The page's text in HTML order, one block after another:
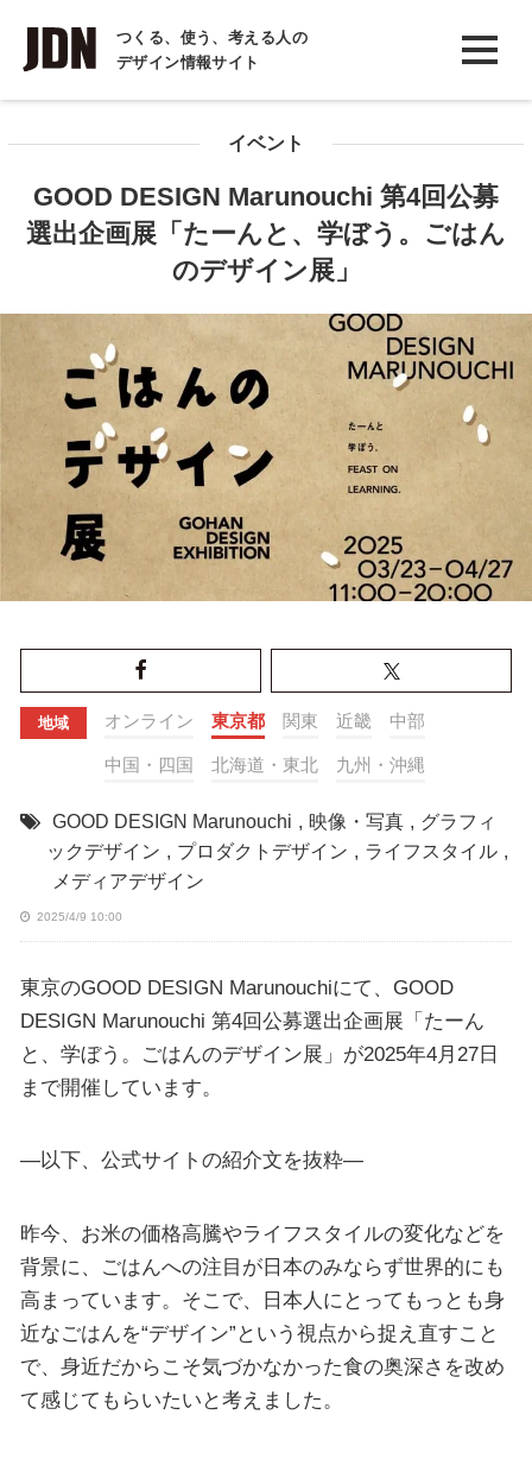
つくる、使う、考える人の
デザイン情報サイト
INTERVIEW
インタビュー
COLUMN
イベント
GOOD DESIGN Marunouchi 第4回公募
選出企画展「たーんと、学ぼう。ごはん
のデザイン展」
地域 オンライン 東京都 関東 近畿 中部
中国・四国 北海道・東北 九州・沖縄
GOOD DESIGN Marunouchi , 映像・写真 , グラフィ
ックデザイン , プロダクトデザイン , ライフスタイル ,
メディアデザイン
2025/4/9 10:00
東京のGOOD DESIGN Marunouchiにて、GOOD
DESIGN Marunouchi 第4回公募選出企画展「たーん
と、学ぼう。ごはんのデザイン展」が2025年4月27日
まで開催しています。
—以下、公式サイトの紹介文を抜粋—
昨今、お米の価格高騰やライフスタイルの変化などを
背景に、ごはんへの注目が日本のみならず世界的にも
高まっています。そこで、日本人にとってもっとも身
近なごはんを“デザイン”という視点から捉え直すこと
で、身近だからこそ気づかなかった食の奥深さを改め
て感じてもらいたいと考えました。